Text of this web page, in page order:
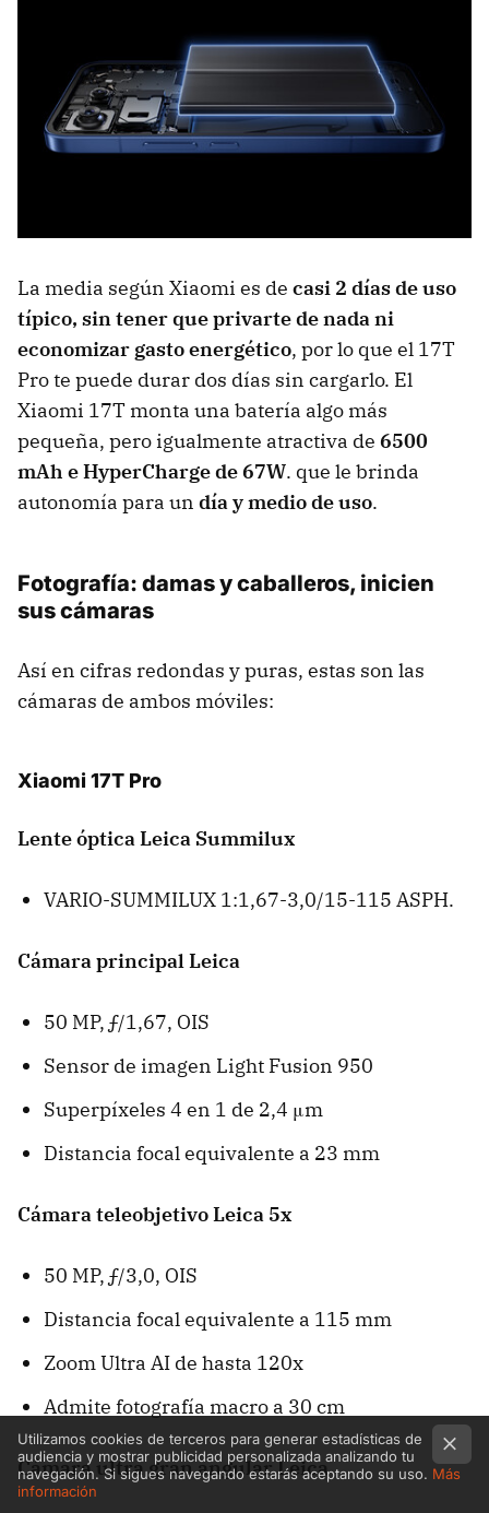
La media según Xiaomi es de casi 2 días de uso
típico, sin tener que privarte de nada ni
economizar gasto energético, por lo que el 17T
Pro te puede durar dos días sin cargarlo. El
Xiaomi 17T monta una batería algo más
pequeña, pero igualmente atractiva de 6500
mAh e HyperCharge de 67W. que le brinda
autonomía para un día y medio de uso.
Fotografía: damas y caballeros, inicien
sus cámaras
Así en cifras redondas y puras, estas son las
cámaras de ambos móviles:
Xiaomi 17T Pro
Lente óptica Leica Summilux
VARIO-SUMMILUX 1:1,67-3,0/15-115 ASPH.
Cámara principal Leica
50 MP, ƒ/1,67, OIS
Sensor de imagen Light Fusion 950
Superpíxeles 4 en 1 de 2,4 μm
Distancia focal equivalente a 23 mm
Cámara teleobjetivo Leica 5x
50 MP, ƒ/3,0, OIS
Distancia focal equivalente a 115 mm
Zoom Ultra AI de hasta 120x
Admite fotografía macro a 30 cm
Cámara ultra gran angular Leica
Utilizamos cookies de terceros para generar estadísticas de
audiencia y mostrar publicidad personalizada analizando tu
navegación. Si sigues navegando estarás aceptando su uso. Más
información